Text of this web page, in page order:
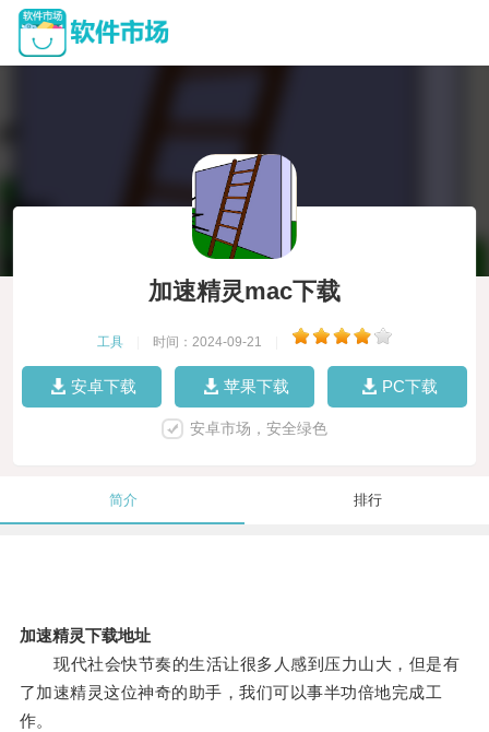
加速精灵mac下载
工具 时间：2024-09-21
安卓下载 苹果下载 PC下载
安卓市场，安全绿色
简介 排行
加速精灵下载地址
现代社会快节奏的生活让很多人感到压力山大，但是有
了加速精灵这位神奇的助手，我们可以事半功倍地完成工
作。